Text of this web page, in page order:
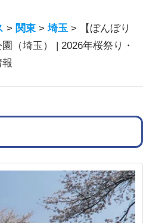
> 関東 >埼玉 >
【ぼんぼり
（埼玉） | 2026年桜祭り・